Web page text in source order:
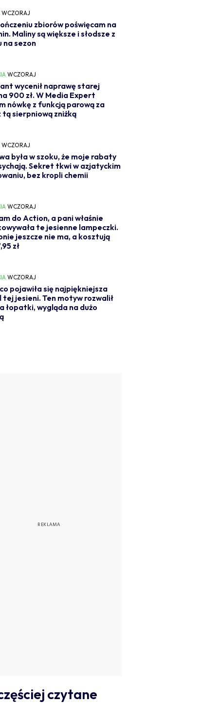
WCZORAJ
zbiorów poświęcam na
Maliny są większe i słodsze z
na sezon
WCZORAJ
wycenił naprawę starej
900 zł. W Media Expert
nówkę z funkcją parową za
tą sierpniową zniżką
WCZORAJ
była w szoku, że moje rabaty
Sekret tkwi w azjatyckim
bez kropli chemii
WCZORAJ
do Action, a pani właśnie
te jesienne lampeczki.
jeszcze nie ma, a kosztują
zł
WCZORAJ
pojawiła się najpiękniejsza
tej jesieni. Ten motyw rozwalił
łopatki, wygląda na dużo
czytane